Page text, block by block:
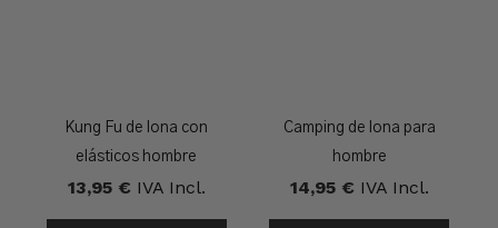
Kung Fu de lona con
elásticos hombre
13,95 € IVA Incl.
Camping de lona para
hombre
14,95 € IVA Incl.